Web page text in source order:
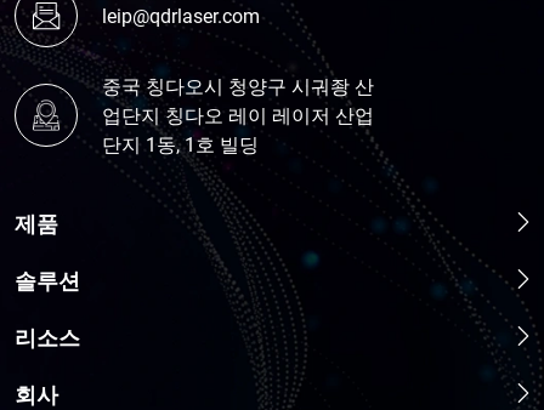
leip@qdrlaser.com
중국 칭다오시 청양구 시궈좡 산
업단지 칭다오 레이 레이저 산업
단지 1동, 1호 빌딩
제품
솔루션
리소스
회사